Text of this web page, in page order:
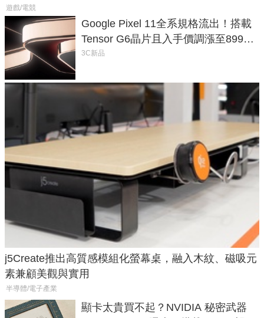
遊戲/電競
Google Pixel 11全系規格流出！搭載
Tensor G6晶片且入手價調漲至899美
元
3C新品
j5Create推出高質感模組化螢幕桌，融入木紋、磁吸元
素兼顧美觀與實用
半導體/電子產業
顯卡太貴買不起？NVIDIA 秘密武器